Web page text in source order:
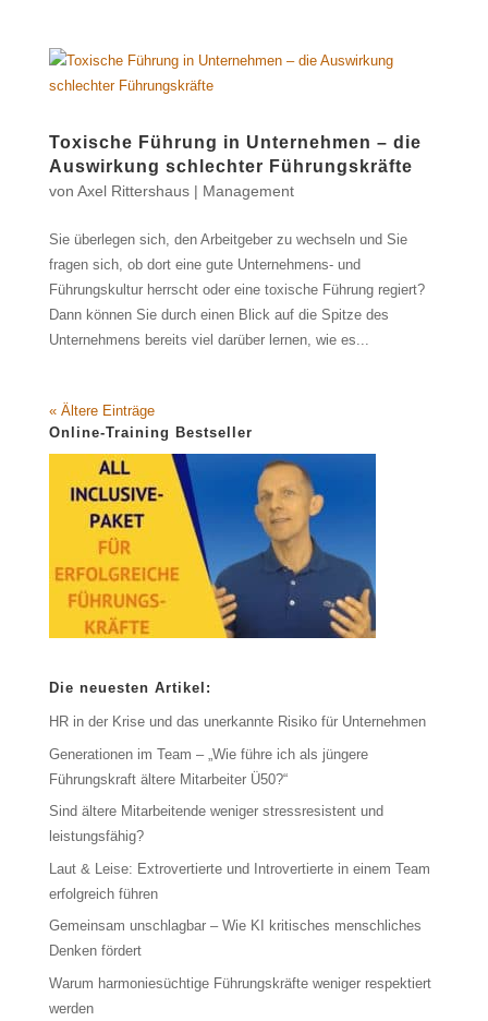
Toxische Führung in Unternehmen – die
Auswirkung schlechter Führungskräfte
von Axel Rittershaus| Management
Sie überlegen sich, den Arbeitgeber zu wechseln und Sie
fragen sich, ob dort eine gute Unternehmens- und
Führungskultur herrscht oder eine toxische Führung regiert?
Dann können Sie durch einen Blick auf die Spitze des
Unternehmens bereits viel darüber lernen, wie es...
« Ältere Einträge
Online-Training Bestseller
Die neuesten Artikel:
HR in der Krise und das unerkannte Risiko für Unternehmen
Generationen im Team – „Wie führe ich als jüngere
Führungskraft ältere Mitarbeiter Ü50?“
Sind ältere Mitarbeitende weniger stressresistent und
leistungsfähig?
Laut & Leise: Extrovertierte und Introvertierte in einem Team
erfolgreich führen
Gemeinsam unschlagbar – Wie KI kritisches menschliches
Denken fördert
Warum harmoniesüchtige Führungskräfte weniger respektiert
werden